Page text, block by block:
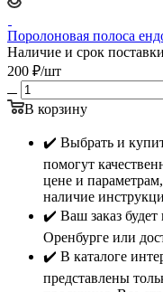
Поролоновая полоса
Наличие и срок
200 ₽/шт
В корзину
✔️ Выбрать и
помогут
цене и
наличие
✔️ Ваш заказ будет
Оренбурге или
✔️ В каталоге
представлены